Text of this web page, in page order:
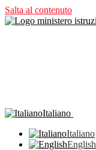
Salta al contenuto
Italiano
Italiano
English